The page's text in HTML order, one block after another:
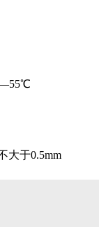
于0.5mm